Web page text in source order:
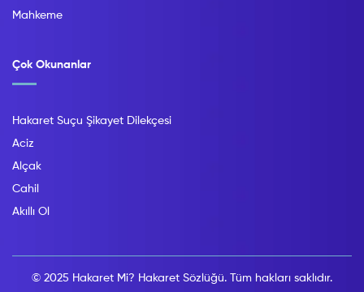
Mahkeme
Çok Okunanlar
Hakaret Suçu Şikayet Dilekçesi
Aciz
Alçak
Cahil
Akıllı Ol
© 2025 Hakaret Mi? Hakaret Sözlüğü. Tüm hakları saklıdır.